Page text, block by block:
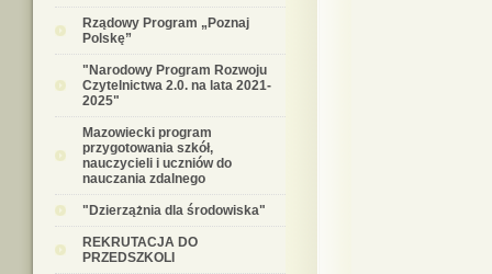
Rządowy Program „Poznaj
Polskę”
"Narodowy Program Rozwoju
Czytelnictwa 2.0. na lata 2021-
2025"
Mazowiecki program
przygotowania szkół,
nauczycieli i uczniów do
nauczania zdalnego
"Dzierzążnia dla środowiska"
REKRUTACJA DO
PRZEDSZKOLI